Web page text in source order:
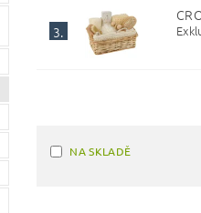
3.
NA SKLADĚ